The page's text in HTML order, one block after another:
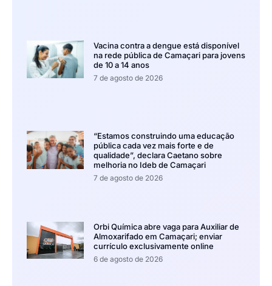
Vacina contra a dengue está disponível
na rede pública de Camaçari para jovens
de 10 a 14 anos
7 de agosto de 2026
“Estamos construindo uma educação
pública cada vez mais forte e de
qualidade”, declara Caetano sobre
melhoria no Ideb de Camaçari
7 de agosto de 2026
Orbi Química abre vaga para Auxiliar de
Almoxarifado em Camaçari; enviar
currículo exclusivamente online
6 de agosto de 2026